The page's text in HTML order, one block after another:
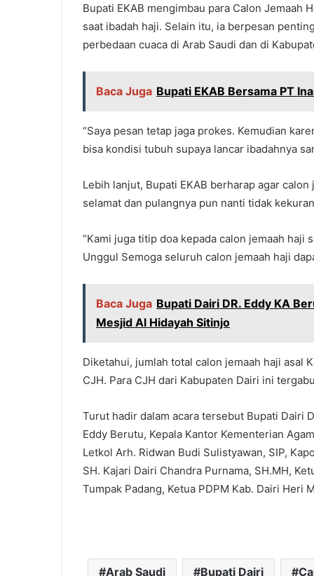
Bupati EKAB mengimbau para Calon Jemaah
saat ibadah haji. Selain itu, ia berpesan
perbedaan cuaca di Arab Saudi dan di
Baca Juga Bupati EKAB Bersama PT
“Saya pesan tetap jaga prokes. Kemudian
bisa kondisi tubuh supaya lancar ibadahnya
Lebih lanjut, Bupati EKAB berharap agar
selamat dan pulangnya pun nanti tidak
“Kami juga titip doa kepada calon jemaah haji
Unggul Semoga seluruh calon jemaah haji
Baca Juga Bupati Dairi DR. Eddy KA
Mesjid Al Hidayah Sitinjo
Diketahui, jumlah total calon jemaah haji asal
CJH. Para CJH dari Kabupaten Dairi ini
Turut hadir dalam acara tersebut Bupati Dairi
Eddy Berutu, Kepala Kantor Kementerian
Letkol Arh. Ridwan Budi Sulistyawan, SIP,
SH. Kajari Dairi Chandra Purnama, SH.MH,
Tumpak Padang, Ketua PDPM Kab. Dairi Heri
Arab Saudi Bupati Dairi